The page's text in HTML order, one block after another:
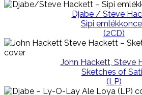
Djabe / Steve
Sipi
(2CD)
John Hackett, Steve
Sketches of
(LP)